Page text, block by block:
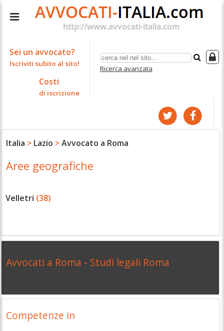
Ricerca avanzata
Sei un avvocato?
Iscriviti subito al sito!
Costi
di iscrizione
Italia > Lazio >Avvocato a Roma
Aree geografiche
Velletri (38)
Avvocati a Roma - Studi legali Roma
Competenze in